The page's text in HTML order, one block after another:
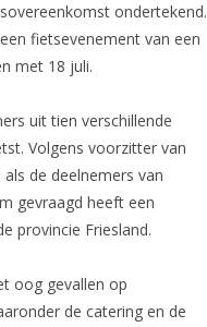
ondertekend.
fietsevenement van een
met 18 juli.
uit tien verschillende
Volgens voorzitter van
de deelnemers van
gevraagd heeft een
provincie Friesland.
oog gevallen op
de catering en de